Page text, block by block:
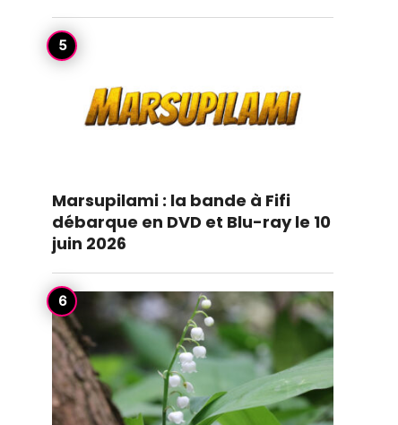
Marsupilami : la bande à Fifi
débarque en DVD et Blu-ray le 10
juin 2026